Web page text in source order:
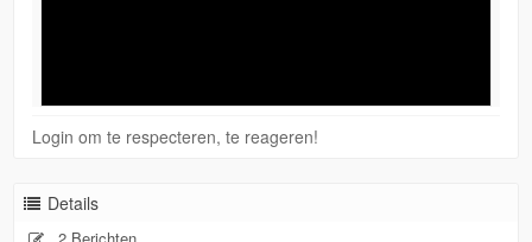
Login om te respecteren, te reageren!
Details